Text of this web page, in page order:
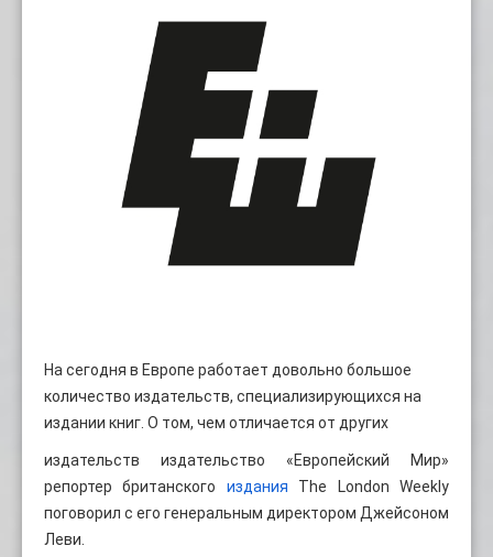
На сегодня в Европе работает довольно большое
количество издательств, специализирующихся на
издании книг. О том, чем отличается от других
издательств издательство «Европейский Мир»
репортер британского издания The London Weekly
поговорил с его генеральным директором Джейсоном
Леви.